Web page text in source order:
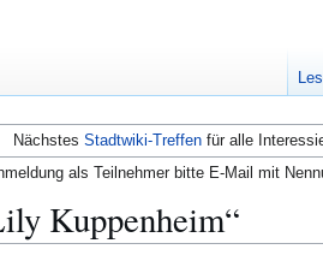
Nächstes Stadtwiki-Treffen für alle
als Teilnehmer bitte E-Mail mit
Kuppenheim“